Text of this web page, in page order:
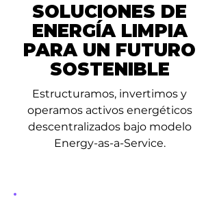
SOLUCIONES DE
ENERGÍA LIMPIA
PARA UN FUTURO
SOSTENIBLE
Estructuramos, invertimos y
operamos activos energéticos
descentralizados bajo modelo
Energy-as-a-Service.